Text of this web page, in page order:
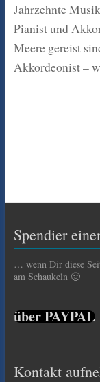
Jahrzehnte
Pianist und
Meere gereist
Akkordeonist –
Spendier
… wenn Dir diese
am Schaukeln 🙂
über PAYPAL
Kontakt